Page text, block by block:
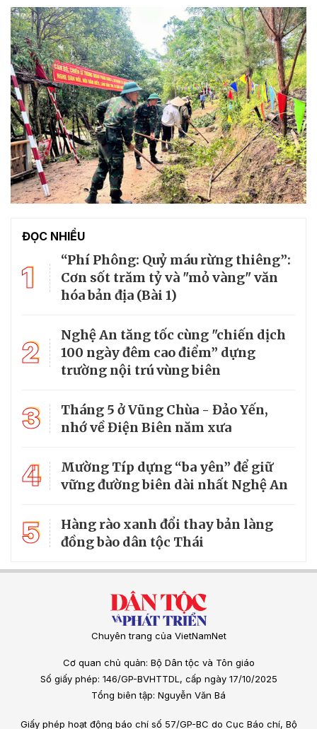
ĐỌC NHIỀU
1
“Phí Phông: Quỷ máu rừng thiêng”:
Cơn sốt trăm tỷ và "mỏ vàng" văn
hóa bản địa (Bài 1)
2
Nghệ An tăng tốc cùng "chiến dịch
100 ngày đêm cao điểm” dựng
trường nội trú vùng biên
3
Tháng 5 ở Vũng Chùa - Đảo Yến,
nhớ về Điện Biên năm xưa
4
Mường Típ dựng “ba yên” để giữ
vững đường biên dài nhất Nghệ An
5
Hàng rào xanh đổi thay bản làng
đồng bào dân tộc Thái
Chuyên trang của VietNamNet
Cơ quan chủ quản: Bộ Dân tộc và Tôn giáo
Số giấy phép: 146/GP-BVHTTDL, cấp ngày 17/10/2025
Tổng biên tập: Nguyễn Văn Bá
Giấy phép hoạt động báo chí số 57/GP-BC do Cục Báo chí, Bộ